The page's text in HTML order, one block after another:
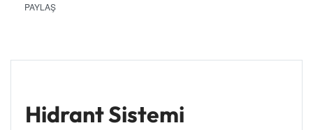
PAYLAŞ
Hidrant Sistemi